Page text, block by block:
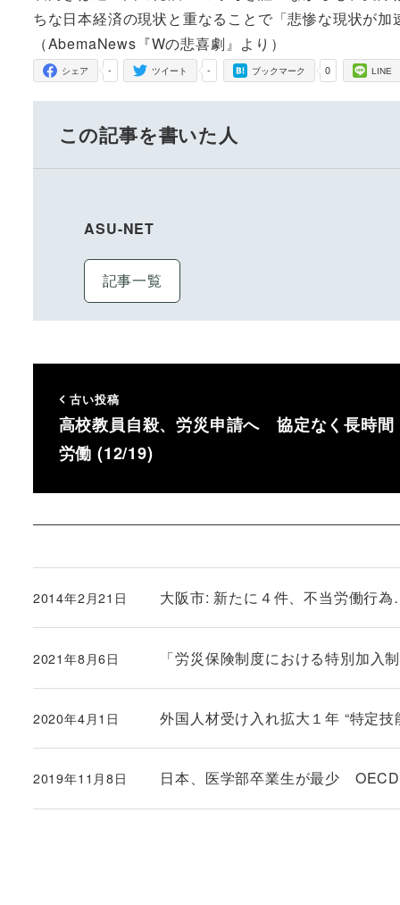
ちな日本経済の現状と重なることで「悲惨な現状が加
（AbemaNews『Wの悲喜劇』より）
-
シェア -
ツイート 0
ブックマーク LINE
この記事を書いた人
ASU-NET
記事一覧
古い投稿
高校教員自殺、労災申請へ 協定なく長時間
労働 (12/19)
大阪市: 新たに４件、不当労働行
投稿日
2014年2月21日
「労災保険制度における特別加入
投稿日
2021年8月6日
外国人材受け入れ拡大１年 “特定
投稿日
2020年4月1日
日本、医学部卒業生が最少
投稿日
2019年11月8日